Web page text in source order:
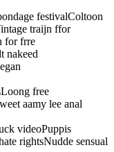
festivalColtoon
traijn ffor
for frre
nakeed
free
aamy lee anal
videoPuppis
rightsNudde sensual